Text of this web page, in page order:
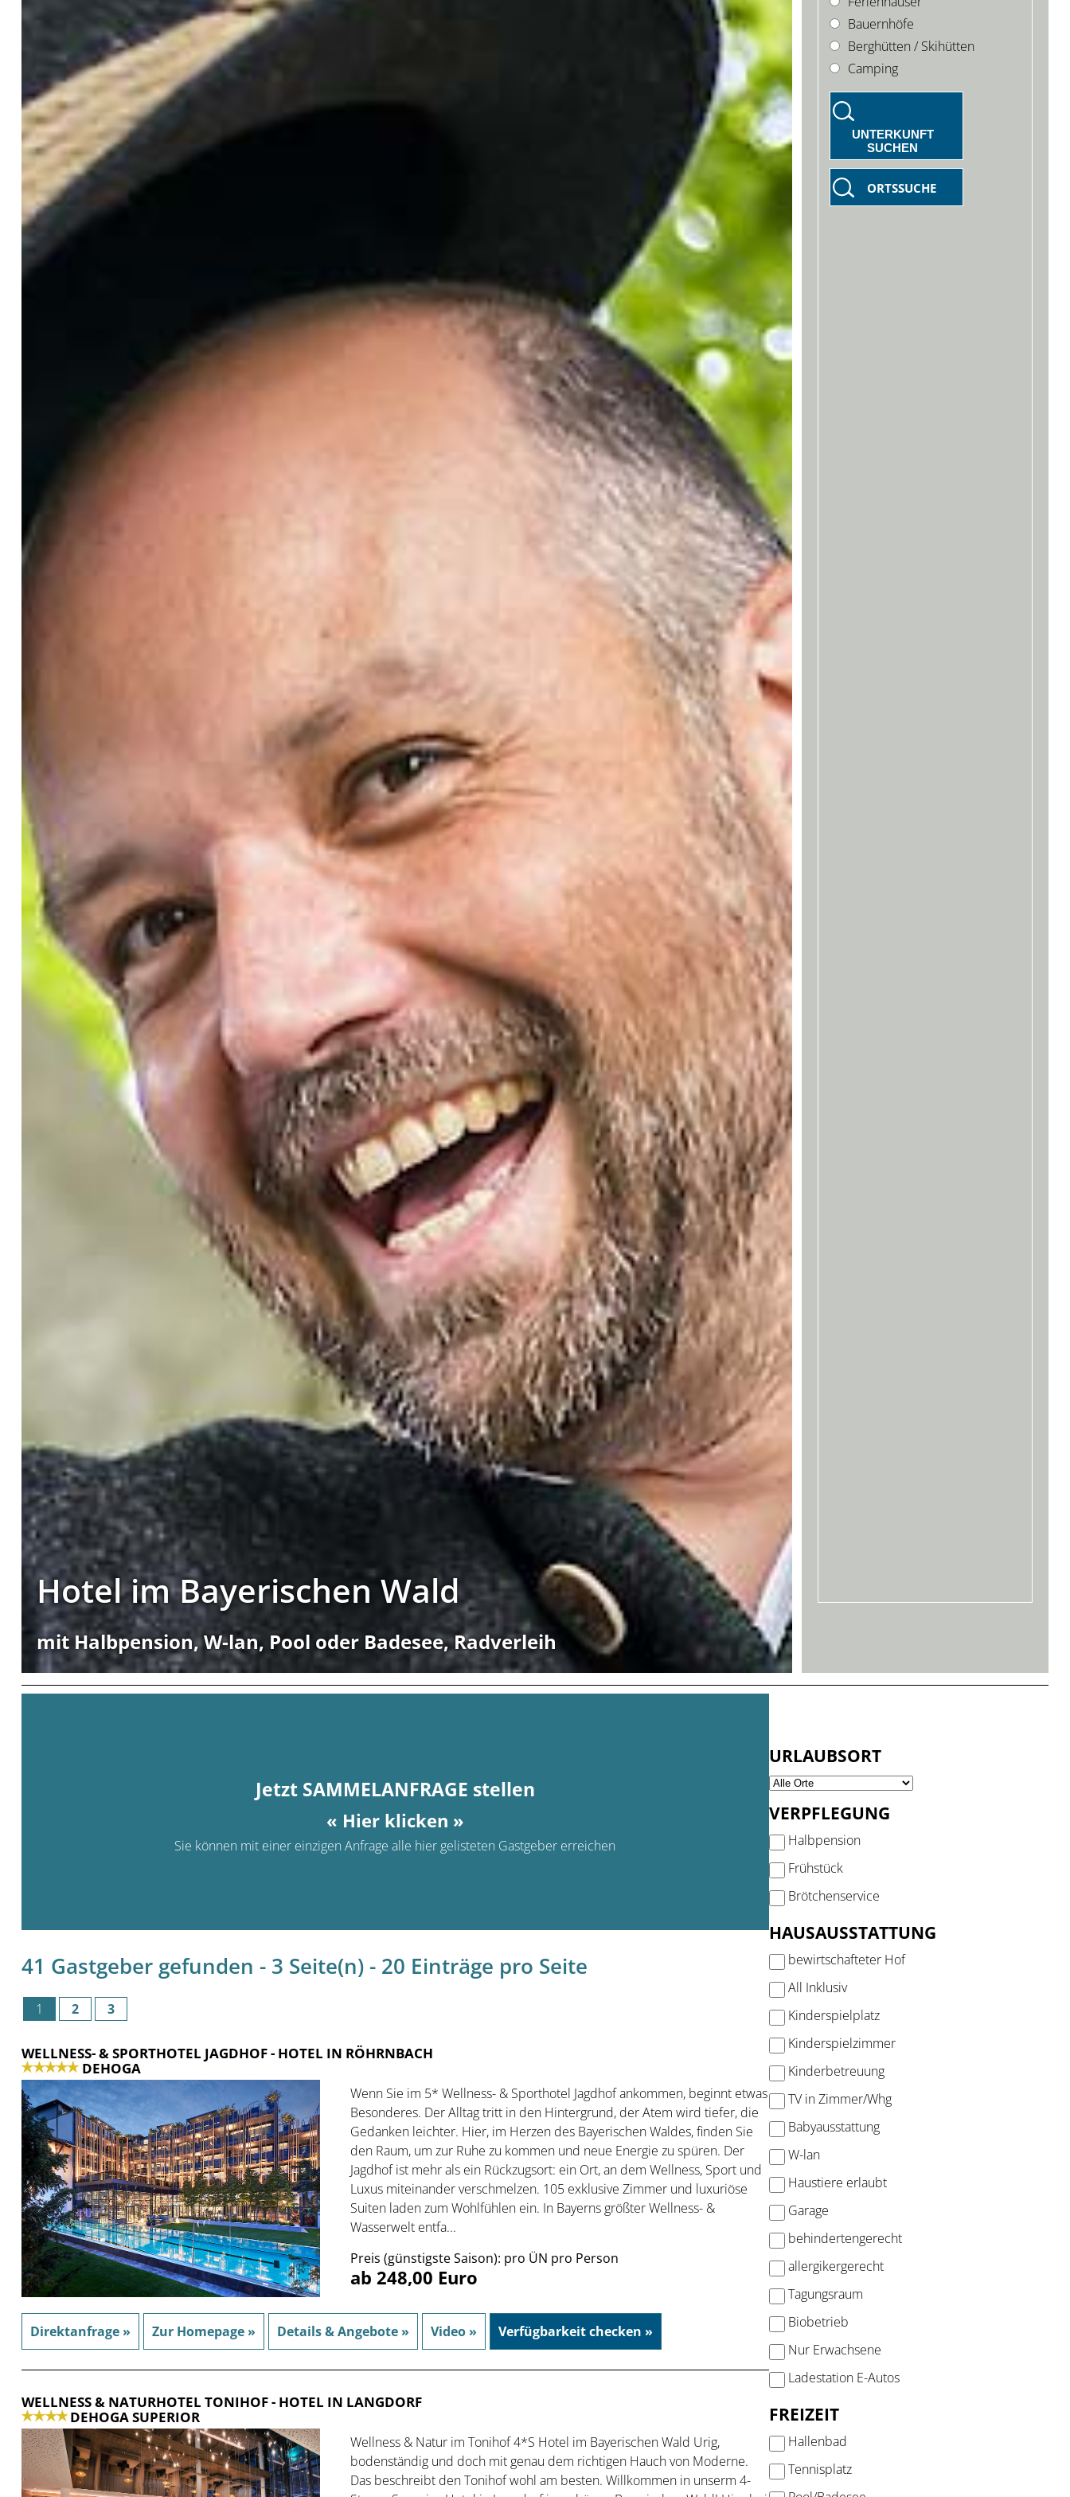
Hotel im Bayerischen Wald
mit Halbpension, W-lan, Pool oder Badesee, Radverleih
Bauernhöfe
Berghütten / Skihütten
Camping
UNTERKUNFT
SUCHEN
ORTSSUCHE
Jetzt SAMMELANFRAGE stellen
« Hier klicken »
Sie können mit einer einzigen Anfrage alle hier gelisteten Gastgeber erreichen
41 Gastgeber gefunden - 3 Seite(n) - 20 Einträge pro Seite
1 2 3
WELLNESS- & SPORTHOTEL JAGDHOF- HOTEL IN RÖHRNBACH
DEHOGA
Wenn Sie im 5* Wellness- & Sporthotel Jagdhof ankommen, beginnt etwas
Besonderes. Der Alltag tritt in den Hintergrund, der Atem wird tiefer, die
Gedanken leichter. Hier, im Herzen des Bayerischen Waldes, finden Sie
den Raum, um zur Ruhe zu kommen und neue Energie zu spüren. Der
Jagdhof ist mehr als ein Rückzugsort: ein Ort, an dem Wellness, Sport und
Luxus miteinander verschmelzen. 105 exklusive Zimmer und luxuriöse
Suiten laden zum Wohlfühlen ein. In Bayerns größter Wellness- &
Wasserwelt entfa...
Preis (günstigste Saison): pro ÜN pro Person
ab 248,00 Euro
Direktanfrage » Zur Homepage » Details & Angebote » Video » Verfügbarkeit checken »
WELLNESS & NATURHOTEL TONIHOF- HOTEL IN LANGDORF
DEHOGA SUPERIOR
Wellness & Natur im Tonihof 4*S Hotel im Bayerischen Wald Urig,
bodenständig und doch mit genau dem richtigen Hauch von Moderne.
Das beschreibt den Tonihof wohl am besten. Willkommen in unserm 4-
URLAUBSORT
VERPFLEGUNG
Halbpension
Frühstück
Brötchenservice
HAUSAUSSTATTUNG
bewirtschafteter Hof
All Inklusiv
Kinderspielplatz
Kinderspielzimmer
Kinderbetreuung
TV in Zimmer/Whg
Babyausstattung
W-lan
Haustiere erlaubt
Garage
behindertengerecht
allergikergerecht
Tagungsraum
Biobetrieb
Nur Erwachsene
Ladestation E-Autos
FREIZEIT
Hallenbad
Tennisplatz